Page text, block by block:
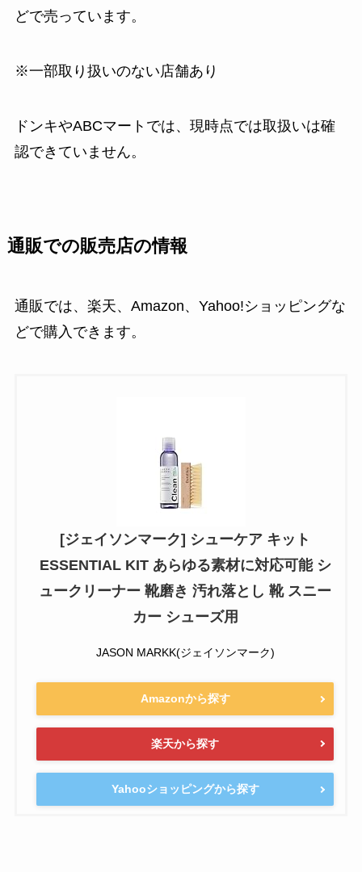
どで売っています。
※一部取り扱いのない店舗あり
ドンキやABCマートでは、現時点では取扱いは確
認できていません。
通販での販売店の情報
通販では、楽天、Amazon、Yahoo!ショッピングな
どで購入できます。
[ジェイソンマーク] シューケア キット
ESSENTIAL KIT あらゆる素材に対応可能 シ
ュークリーナー 靴磨き 汚れ落とし 靴 スニー
カー シューズ用
JASON MARKK(ジェイソンマーク)
Amazonから探す
楽天から探す
Yahooショッピングから探す